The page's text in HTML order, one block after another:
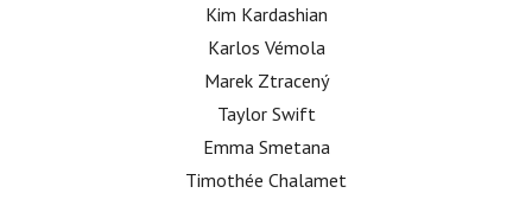
Kim Kardashian
Karlos Vémola
Marek Ztracený
Taylor Swift
Emma Smetana
Timothée Chalamet